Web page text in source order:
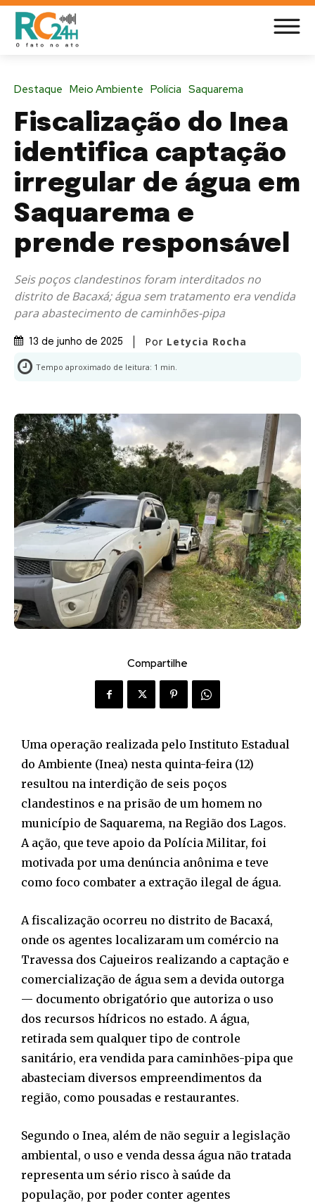
Destaque Meio Ambiente Polícia Saquarema
Fiscalização do Inea
identifica captação
irregular de água em
Saquarema e
prende responsável
Seis poços clandestinos foram interditados no
distrito de Bacaxá; água sem tratamento era vendida
para abastecimento de caminhões-pipa
13 de junho de 2025 Por Letycia Rocha
Tempo aproximado de leitura: 1 min.
Compartilhe
Uma operação realizada pelo Instituto Estadual
do Ambiente (Inea) nesta quinta-feira (12)
resultou na interdição de seis poços
clandestinos e na prisão de um homem no
município de Saquarema, na Região dos Lagos.
A ação, que teve apoio da Polícia Militar, foi
motivada por uma denúncia anônima e teve
como foco combater a extração ilegal de água.
A fiscalização ocorreu no distrito de Bacaxá,
onde os agentes localizaram um comércio na
Travessa dos Cajueiros realizando a captação e
comercialização de água sem a devida outorga
— documento obrigatório que autoriza o uso
dos recursos hídricos no estado. A água,
retirada sem qualquer tipo de controle
sanitário, era vendida para caminhões-pipa que
abasteciam diversos empreendimentos da
região, como pousadas e restaurantes.
Segundo o Inea, além de não seguir a legislação
ambiental, o uso e venda dessa água não tratada
representa um sério risco à saúde da
população, por poder conter agentes